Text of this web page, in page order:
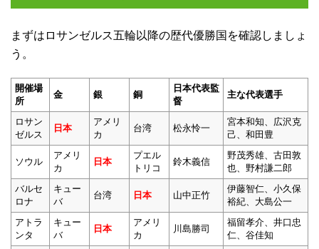
まずはロサンゼルス五輪以降の歴代優勝国を確認しましょ
う。
開催場
所
金 銀 銅
日本代表監
督
主な代表選手
ロサン
ゼルス
日本
アメリ
カ
台湾 松永怜一
宮本和知、広沢克
己、和田豊
ソウル
アメリ
カ
日本
プエル
トリコ
鈴木義信
野茂秀雄、古田敦
也、野村謙二郎
バルセ
ロナ
キュー
バ
台湾 日本 山中正竹
伊藤智仁、小久保
裕紀、大島公一
アトラ
ンタ
キュー
バ
日本
アメリ
カ
川島勝司
福留孝介、井口忠
仁、谷佳知